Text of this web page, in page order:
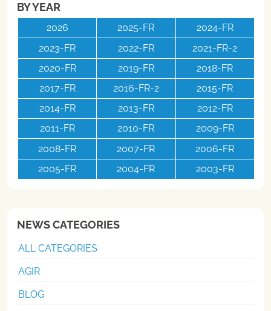
BY YEAR
2026 2025-FR
2024-FR
2023-FR
2022-FR
2021-FR-2
2020-FR
2019-FR
2018-FR
2017-FR
2016-FR-2
2015-FR
2014-FR
2013-FR
2012-FR
2011-FR
2010-FR
2009-FR
2008-FR
2007-FR
2006-FR
2005-FR
2004-FR 2003-FR
NEWS CATEGORIES
ALL CATEGORIES
AGIR
BLOG